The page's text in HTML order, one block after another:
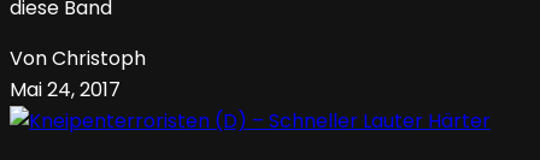
diese Band
Von Christoph
Mai 24, 2017